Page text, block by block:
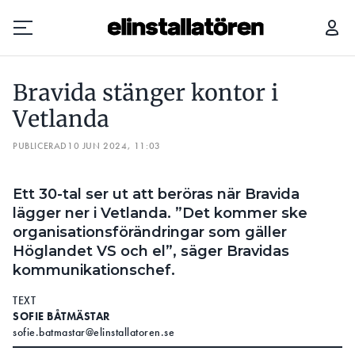
Prenumerera
Hantera prenumeration
Lediga jobb
Annonsera
Läs E-tidningen
Om tidningen
Kontakt
Personuppgifter
Bravida stänger kontor i
Vetlanda
PUBLICERAD 10 JUN 2024, 11:03
Ett 30-tal ser ut att beröras när Bravida
lägger ner i Vetlanda. ”Det kommer ske
organisationsförändringar som gäller
Höglandet VS och el”, säger Bravidas
kommunikationschef.
TEXT
SOFIE BÅTMÄSTAR
sofie.batmastar@elinstallatoren.se
BRAVIDA STÄNGER KONTOR I VETLANDA